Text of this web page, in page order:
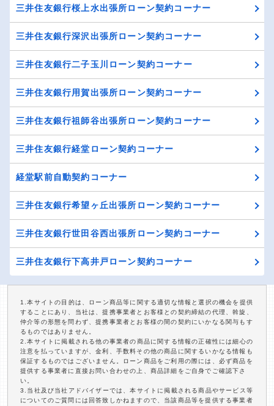
三井住友銀行桜上水出張所ローン契約コーナー
三井住友銀行深沢出張所ローン契約コーナー
三井住友銀行二子玉川ローン契約コーナー
三井住友銀行用賀出張所ローン契約コーナー
三井住友銀行祖師谷出張所ローン契約コーナー
三井住友銀行経堂ローン契約コーナー
経堂駅前自動契約コーナー
三井住友銀行希望ヶ丘出張所ローン契約コーナー
三井住友銀行世田谷西出張所ローン契約コーナー
三井住友銀行下高井戸ローン契約コーナー
1.本サイトの目的は、ローン商品等に関する適切な情報と選択の機会を提供
することにあり、当社は、提携事業者とお客様との契約締結の代理、斡旋、
仲介等の形態を問わず、提携事業者とお客様の間の契約にいかなる関与もす
るものではありません。
2.本サイトに掲載される他の事業者の商品に関する情報の正確性には細心の
注意を払っていますが、金利、手数料その他の商品に関するいかなる情報も
保証するものではございません。ローン商品をご利用の際には、必ず商品を
提供する事業者に直接お問い合わせの上、商品詳細をご自身でご確認下さ
い。
3.当社及び当社アドバイザーでは、本サイトに掲載される商品やサービス等
についてのご質問には回答致しかねますので、当該商品等を提供する事業者